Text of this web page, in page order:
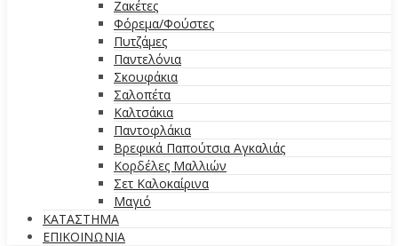
Ζακέτες
Φόρεμα/Φούστες
Πυτζάμες
Παντελόνια
Σκουφάκια
Σαλοπέτα
Καλτσάκια
Παντοφλάκια
Βρεφικά Παπούτσια Αγκαλιάς
Κορδέλες Μαλλιών
Σετ Καλοκαίρινα
Μαγιό
ΚΑΤΑΣΤΗΜΑ
ΕΠΙΚΟΙΝΩΝΙΑ